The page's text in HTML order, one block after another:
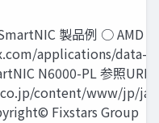
製品例 ○ AMD
applications/data-
N6000-PL 参照URL
content/www/jp/
Fixstars Group